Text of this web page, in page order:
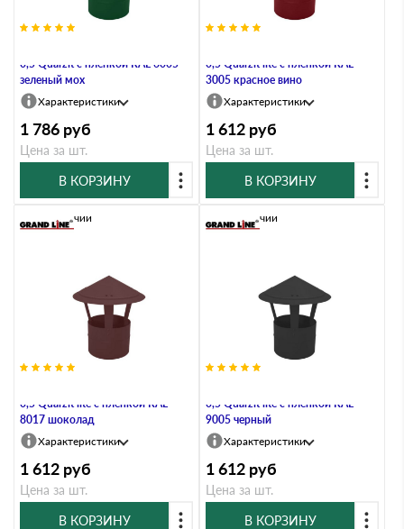
0,5 Quarzit с пленкой RAL 6005
зеленый мох
Характеристики
1 786 руб
Цена за шт.
В КОРЗИНУ
0,5 Quarzit lite с пленкой RAL
3005 красное вино
Характеристики
1 612 руб
Цена за шт.
В КОРЗИНУ
0,5 Quarzit lite с пленкой RAL
8017 шоколад
В наличии
Характеристики
1 612 руб
Цена за шт.
В КОРЗИНУ
0,5 Quarzit lite с пленкой RAL
9005 черный
В наличии
Характеристики
1 612 руб
Цена за шт.
В КОРЗИНУ